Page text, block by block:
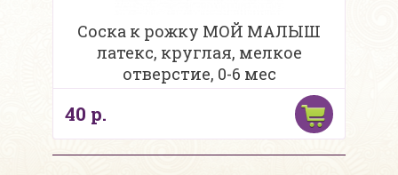
Соска к рожку МОЙ МАЛЫШ
латекс, круглая, мелкое
отверстие, 0-6 мес
40 р.